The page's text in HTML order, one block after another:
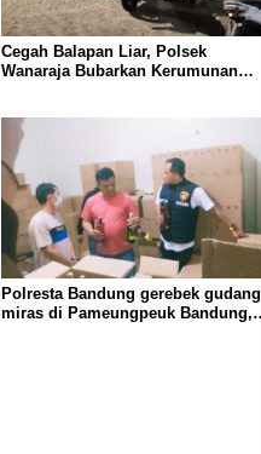
Cegah Balapan Liar, Polsek
Wanaraja Bubarkan Kerumunan
Spesifikasi Teknis
Polresta Bandung gerebek gudang
miras di Pameungpeuk Bandung,